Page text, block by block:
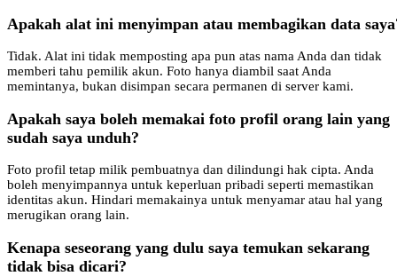
Apakah alat ini menyimpan atau membagikan data
Tidak. Alat ini tidak memposting apa pun atas nama Anda dan tidak
memberi tahu pemilik akun. Foto hanya diambil saat Anda
memintanya, bukan disimpan secara permanen di server kami.
Apakah saya boleh memakai foto profil orang lain yang
sudah saya unduh?
Foto profil tetap milik pembuatnya dan dilindungi hak cipta. Anda
boleh menyimpannya untuk keperluan pribadi seperti memastikan
identitas akun. Hindari memakainya untuk menyamar atau hal yang
merugikan orang lain.
Kenapa seseorang yang dulu saya temukan sekarang
tidak bisa dicari?